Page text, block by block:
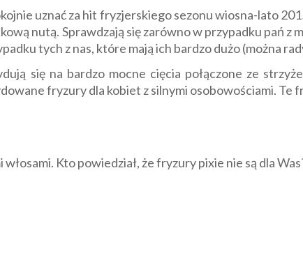
uznać za hit fryzjerskiego sezonu wiosna-lato
nutą. Sprawdzają się zarówno w przypadku pań z
tych z nas, które mają ich bardzo dużo (można
się na bardzo mocne cięcia połączone ze
fryzury dla kobiet z silnymi osobowościami. Te
włosami. Kto powiedział, że fryzury pixie nie są dla